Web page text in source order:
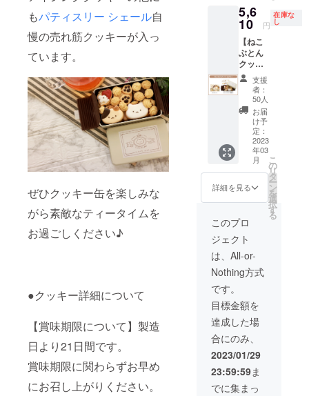
もパティスリー シェール自
慢の売れ筋クッキーが入っ
ています。
ぜひクッキー缶を楽しみな
がら素敵なティータイムを
お過ごしください♪
●クッキー詳細について
【賞味期限について】製造
日より21日間です。
賞味期限に関わらずお早め
にお召し上がりください。
キー缶
（クッ
キー説
明書付
き） 画
像はイ
メージ
です。
金額に
は消費
（10%
）と送
料770円
を含ん
でおり
ます
5,6
10 円
在庫な
し
【ねこ
ぶとん
クッ
キー缶
プラ
ン】 ・
サン
キュー
レター
・クッ
キー缶
（クッ
キー説
明書付
き） 画
像はイ
メージ
です。
金額に
は消費
税
（10%
を含ん
でおり
ます
支援
者：
50人
お届
け予
定：
2023
年03
月
詳細を見る
こ
の
リ
タ
ー
ン
を
選
択
す
る
このプロ
ジェクト
は、All-or-
Nothing方式
です。
目標金額を
達成した場
合にのみ、
2023/01/29
23:59:59ま
でに集まっ